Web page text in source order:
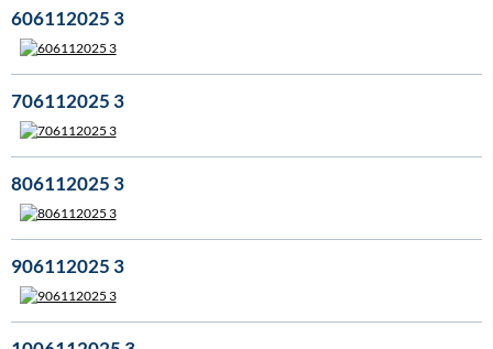
606112025 3
706112025 3
806112025 3
906112025 3